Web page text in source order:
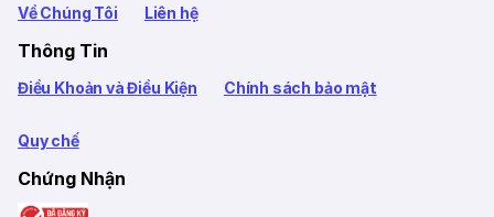
Về Chúng Tôi Liên hệ
Thông Tin
Điều Khoản và Điều Kiện Chính sách bảo mật
Quy chế
Chứng Nhận